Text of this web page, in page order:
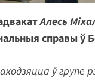
Алесь
справы ў
ў